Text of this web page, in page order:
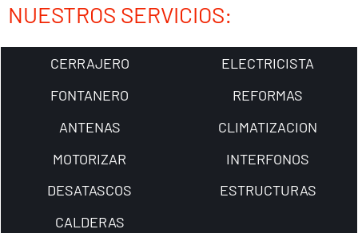
NUESTROS SERVICIOS:
CERRAJERO
ELECTRICISTA
FONTANERO
REFORMAS
ANTENAS
CLIMATIZACION
MOTORIZAR
INTERFONOS
DESATASCOS
ESTRUCTURAS
CALDERAS